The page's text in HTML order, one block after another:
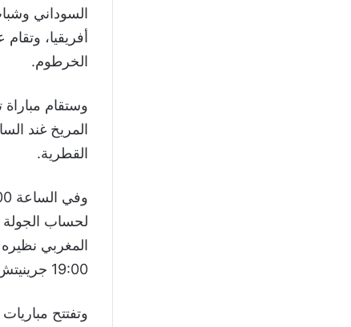
السوداني
أفريقيا،
الخرطوم.
المريخ غند الساعة 13:00 جرينيتش، وتبث كلتا المباراتين
القطرية.
لحساب الجولة
المغربي
19:00 جرينيتش، الثامنة بالتوقيت المحلي.